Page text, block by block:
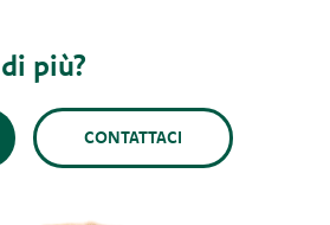
più?
CONTATTACI